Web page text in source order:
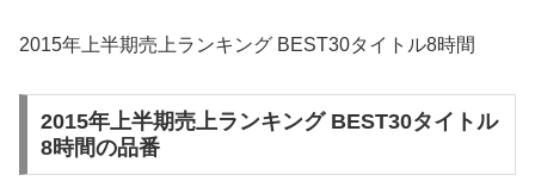
2015年上半期売上ランキング BEST30タイトル8時間
2015年上半期売上ランキング BEST30タイトル
8時間の品番